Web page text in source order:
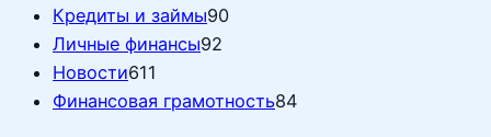
Кредиты и займы90
Личные финансы92
Новости611
Финансовая грамотность84